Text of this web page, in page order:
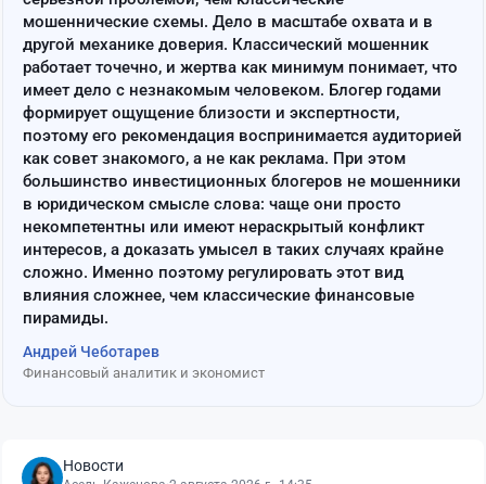
мошеннические схемы. Дело в масштабе охвата и в
другой механике доверия. Классический мошенник
работает точечно, и жертва как минимум понимает, что
имеет дело с незнакомым человеком. Блогер годами
формирует ощущение близости и экспертности,
поэтому его рекомендация воспринимается аудиторией
как совет знакомого, а не как реклама. При этом
большинство инвестиционных блогеров не мошенники
в юридическом смысле слова: чаще они просто
некомпетентны или имеют нераскрытый конфликт
интересов, а доказать умысел в таких случаях крайне
сложно. Именно поэтому регулировать этот вид
влияния сложнее, чем классические финансовые
пирамиды.
Андрей Чеботарев
Финансовый аналитик и экономист
Новости